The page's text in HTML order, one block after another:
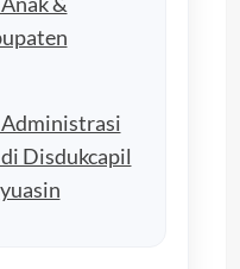
Disdukcapil